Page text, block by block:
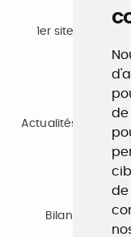
de
de
1er site emploi
Actualités, guide
Bilan de